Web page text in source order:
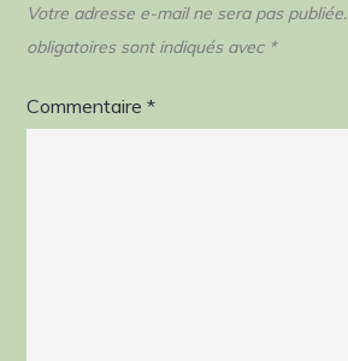
Votre adresse e-mail ne sera pas publiée.
obligatoires sont indiqués avec *
Commentaire*